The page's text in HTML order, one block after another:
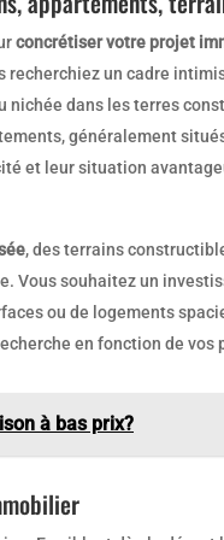
concrétiser votre projet
recherchiez un cadre
nichée dans les terres
généralement
et leur situation
, des terrains
Vous souhaitez un
ou de logements
en fonction de vos
à bas prix?